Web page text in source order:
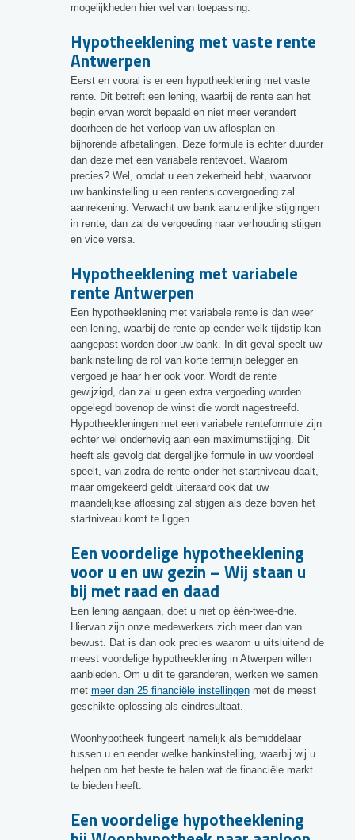
mogelijkheden hier wel van toepassing.
Hypotheeklening met vaste rente
Antwerpen
Eerst en vooral is er een hypotheeklening met vaste
rente. Dit betreft een lening, waarbij de rente aan het
begin ervan wordt bepaald en niet meer verandert
doorheen de het verloop van uw aflosplan en
bijhorende afbetalingen. Deze formule is echter duurder
dan deze met een variabele rentevoet. Waarom
precies? Wel, omdat u een zekerheid hebt, waarvoor
uw bankinstelling u een renterisicovergoeding zal
aanrekening. Verwacht uw bank aanzienlijke stijgingen
in rente, dan zal de vergoeding naar verhouding stijgen
en vice versa.
Hypotheeklening met variabele
rente Antwerpen
Een hypotheeklening met variabele rente is dan weer
een lening, waarbij de rente op eender welk tijdstip kan
aangepast worden door uw bank. In dit geval speelt uw
bankinstelling de rol van korte termijn belegger en
vergoed je haar hier ook voor. Wordt de rente
gewijzigd, dan zal u geen extra vergoeding worden
opgelegd bovenop de winst die wordt nagestreefd.
Hypotheekleningen met een variabele renteformule zijn
echter wel onderhevig aan een maximumstijging. Dit
heeft als gevolg dat dergelijke formule in uw voordeel
speelt, van zodra de rente onder het startniveau daalt,
maar omgekeerd geldt uiteraard ook dat uw
maandelijkse aflossing zal stijgen als deze boven het
startniveau komt te liggen.
Een voordelige hypotheeklening
voor u en uw gezin – Wij staan u
bij met raad en daad
Een lening aangaan, doet u niet op één-twee-drie.
Hiervan zijn onze medewerkers zich meer dan van
bewust. Dat is dan ook precies waarom u uitsluitend de
meest voordelige hypotheeklening in Atwerpen willen
aanbieden. Om u dit te garanderen, werken we samen
met meer dan 25 financiële instellingenmet de meest
geschikte oplossing als eindresultaat.
Woonhypotheek fungeert namelijk als bemiddelaar
tussen u en eender welke bankinstelling, waarbij wij u
helpen om het beste te halen wat de financiële markt
te bieden heeft.
Een voordelige hypotheeklening